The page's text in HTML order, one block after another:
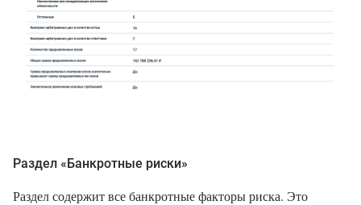
Раздел «Банкротные риски»
Раздел содержит все банкротные факторы риска. Это